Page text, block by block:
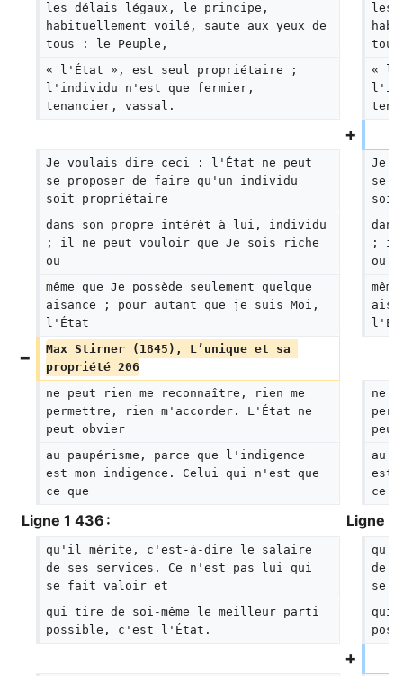
les délais légaux, le principe,
habituellement voilé, saute aux yeux de
tous : le Peuple,
les
« l'État », est seul propriétaire ;
l'individu n'est que fermier,
tenancier, vassal.
«
Je voulais dire ceci : l'État ne peut
se proposer de faire qu'un individu
soit propriétaire
Je
se
soit
dans son propre intérêt à lui, individu
; il ne peut vouloir que Je sois riche
ou
; il
ou
même que Je possède seulement quelque
aisance ; pour autant que je suis Moi,
l'État
Max Stirner (1845), L’unique et sa
propriété 206
ne peut rien me reconnaître, rien me
permettre, rien m'accorder. L'État ne
peut obvier
ne
au paupérisme, parce que l'indigence
est mon indigence. Celui qui n'est que
ce que
au
est
ce
Ligne 1 436 : Ligne 1
qu'il mérite, c'est-à-dire le salaire
de ses services. Ce n'est pas lui qui
se fait valoir et
de
se
qui tire de soi-même le meilleur parti
possible, c'est l'État.
qui